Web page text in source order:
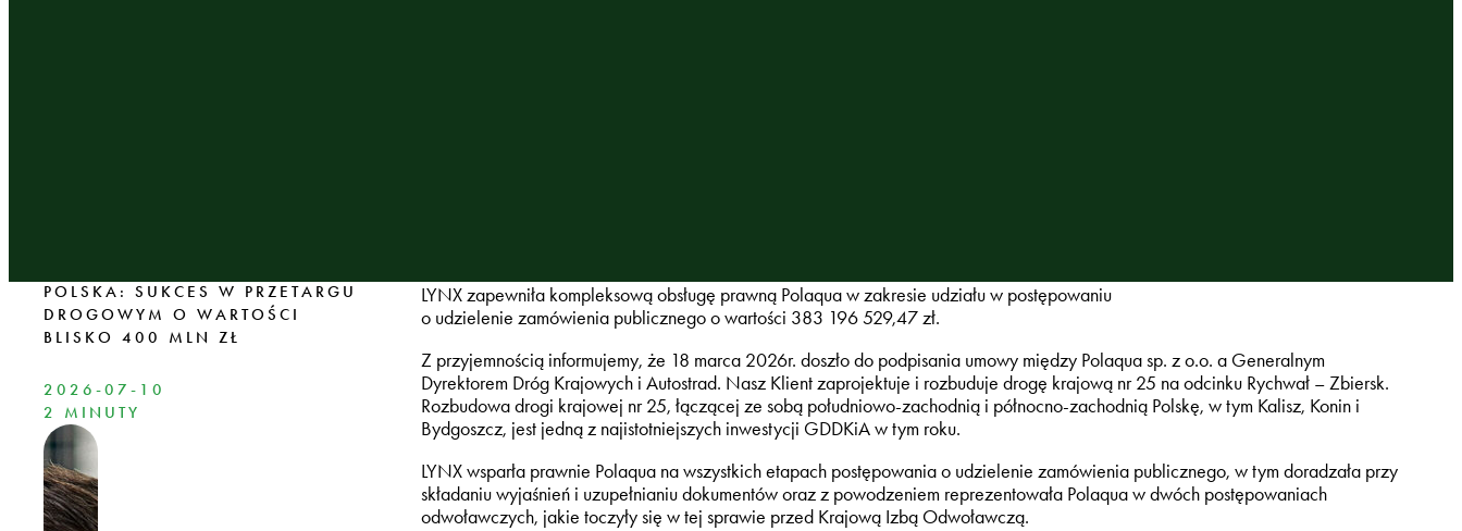
POLSKA: SUKCES W PRZETARGU
DROGOWYM O WARTOŚCI
BLISKO 400 MLN ZŁ
2026-07-10
2 MINUTY
LYNX zapewniła kompleksową obsługę prawną Polaqua w zakresie udziału w postępowaniu
o udzielenie zamówienia publicznego o wartości 383 196 529,47 zł.
Z przyjemnością informujemy, że 18 marca 2026r. doszło do podpisania umowy między Polaqua sp. z o.o. a Generalnym
Dyrektorem Dróg Krajowych i Autostrad. Nasz Klient zaprojektuje i rozbuduje drogę krajową nr 25 na odcinku Rychwał – Zbiersk.
Rozbudowa drogi krajowej nr 25, łączącej ze sobą południowo-zachodnią i północno-zachodnią Polskę, w tym Kalisz, Konin i
Bydgoszcz, jest jedną z najistotniejszych inwestycji GDDKiA w tym roku.
LYNX wsparła prawnie Polaqua na wszystkich etapach postępowania o udzielenie zamówienia publicznego, w tym doradzała przy
składaniu wyjaśnień i uzupełnianiu dokumentów oraz z powodzeniem reprezentowała Polaqua w dwóch postępowaniach
odwoławczych, jakie toczyły się w tej sprawie przed Krajową Izbą Odwoławczą.